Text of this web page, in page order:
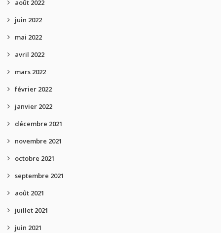
août 2022
juin 2022
mai 2022
avril 2022
mars 2022
février 2022
janvier 2022
décembre 2021
novembre 2021
octobre 2021
septembre 2021
août 2021
juillet 2021
juin 2021